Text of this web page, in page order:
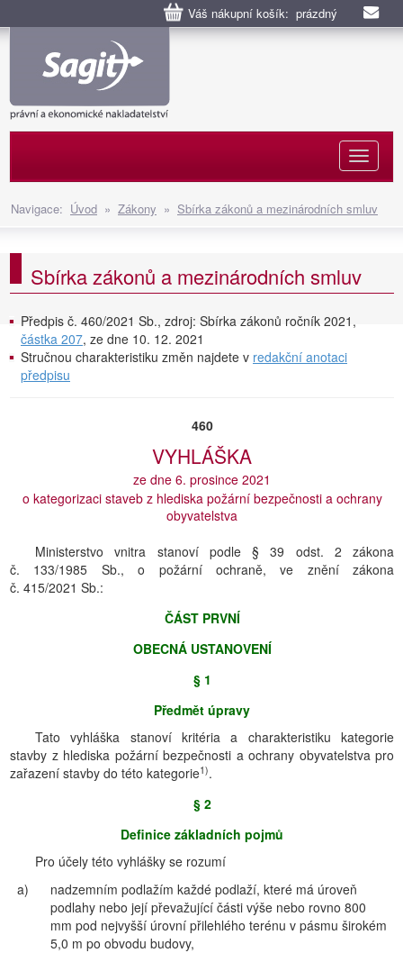
Váš nákupní košík: prázdný
Navigace: Úvod » Zákony » Sbírka zákonů a mezinárodních smluv
Sbírka zákonů a mezinárodních smluv
Předpis č. 460/2021 Sb., zdroj: Sbírka zákonů ročník 2021,
částka 207, ze dne 10. 12. 2021
Stručnou charakteristiku změn najdete v redakční anotaci
předpisu
460
VYHLÁŠKA
ze dne 6. prosince 2021
o kategorizaci staveb z hlediska požární bezpečnosti a ochrany
obyvatelstva
Ministerstvo vnitra stanoví podle § 39 odst. 2 zákona
č. 133/1985 Sb., o požární ochraně, ve znění zákona
č. 415/2021 Sb.:
ČÁST PRVNÍ
OBECNÁ USTANOVENÍ
§ 1
Předmět úpravy
Tato vyhláška stanoví kritéria a charakteristiku kategorie
stavby z hlediska požární bezpečnosti a ochrany obyvatelstva pro
zařazení stavby do této kategorie1).
§ 2
Definice základních pojmů
Pro účely této vyhlášky se rozumí
a)
nadzemním podlažím každé podlaží, které má úroveň
podlahy nebo její převažující části výše nebo rovno 800
mm pod nejvyšší úrovní přilehlého terénu v pásmu širokém
5,0 m po obvodu budovy,